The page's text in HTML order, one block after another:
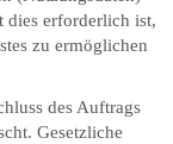
dies erforderlich ist,
zu ermöglichen
des Auftrags
Gesetzliche